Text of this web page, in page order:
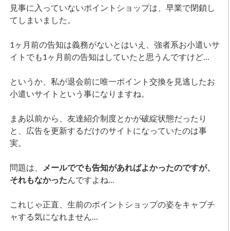
見事に入っていないポイントショップは、早業で閉鎖し
てしまいました。
1ヶ月前の告知は義務がないとはいえ、強者系お小遣いサ
イトでも1ヶ月前の告知はしていたと思うんですけど…
というか、私が退会前に唯一ポイント交換を見逃したお
小遣いサイトという事になりますね。
まあ以前から、友達紹介制度とかが破綻状態だったり
と、広告を更新するだけのサイトになっていたのは事
実。
問題は、
メールででも告知があればよかったのですが、
それもなかったんですよね…
これじゃ正直、生前のポイントショップの姿をキャプチ
ャする気になれません…